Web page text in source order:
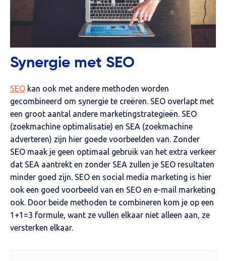
Synergie met SEO
SEO kan ook met andere methoden worden
gecombineerd om synergie te creëren. SEO overlapt met
een groot aantal andere marketingstrategieën. SEO
(zoekmachine optimalisatie) en SEA (zoekmachine
adverteren) zijn hier goede voorbeelden van. Zonder
SEO maak je geen optimaal gebruik van het extra verkeer
dat SEA aantrekt en zonder SEA zullen je SEO resultaten
minder goed zijn. SEO en social media marketing is hier
ook een goed voorbeeld van en SEO en e-mail marketing
ook. Door beide methoden te combineren kom je op een
1+1=3 formule, want ze vullen elkaar niet alleen aan, ze
versterken elkaar.